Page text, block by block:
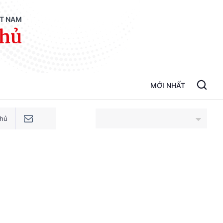
NAM
MỚI NHẤT